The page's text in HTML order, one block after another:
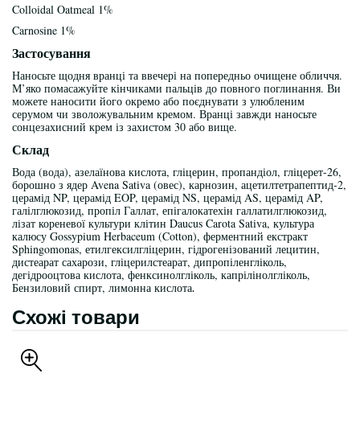
Colloidal Oatmeal 1%
Carnosine 1%
Застосування
Наносьте щодня вранці та ввечері на попередньо очищене обличчя.
М’яко помасажуйте кінчиками пальців до повного поглинання. Ви
можете наносити його окремо або поєднувати з улюбленим
серумом чи зволожувальним кремом. Вранці завжди наносьте
сонцезахисний крем із захистом 30 або вище.
Склад
Вода (вода), азелаїнова кислота, гліцерин, пропандіол, гліцерет-26,
борошно з ядер Avena Sativa (овес), карнозин, ацетилтетрапептид-2,
церамід NP, церамід EOP, церамід NS, церамід AS, церамід AP,
галілглюкозид, пропіл Галлат, епігалокатехін галлатилглюкозид,
лізат кореневої культури клітин Daucus Carota Sativa, культура
калюсу Gossypium Herbaceum (Cotton), ферментний екстракт
Sphingomonas, етилгексилгліцерин, гідрогенізований лецитин,
дистеарат сахарози, гліцерилстеарат, дипропіленгліколь,
дегідрооцтова кислота, фенксинолгліколь, капрілінолгліколь,
Бензиловий спирт, лимонна кислота.
Схожі товари